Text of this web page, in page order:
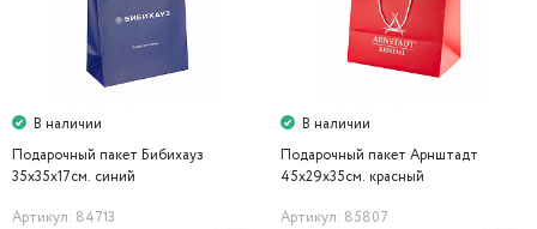
В наличии
Подарочный пакет Бибихауз
35х35х17см. синий
Артикул: 84713
В наличии
Подарочный пакет Арнштадт
45х29х35см. красный
Артикул: 85807